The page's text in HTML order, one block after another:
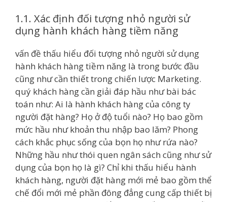
1.1. Xác định đối tượng nhỏ người sử
dụng hành khách hàng tiềm năng
vấn đề thấu hiểu đối tượng nhỏ người sử dụng
hành khách hàng tiềm năng là trong bước đầu
cũng như cần thiết trong chiến lược Marketing.
quý khách hàng cần giải đáp hầu như bài bác
toán như: Ai là hành khách hàng của công ty
người đặt hàng? Họ ở độ tuổi nào? Họ bao gồm
mức hầu như khoản thu nhập bao lăm? Phong
cách khắc phục sống của bọn họ như rứa nào?
Những hầu như thói quen ngân sách cũng như sử
dụng của bọn họ là gì? Chỉ khi thấu hiểu hành
khách hàng, người đặt hàng mới mẻ bao gồm thể
chế đổi mới mẻ phần đông đẳng cung cấp thiết bị